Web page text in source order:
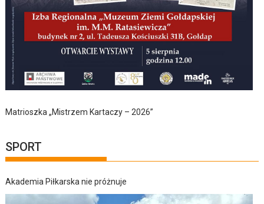
Matrioszka „Mistrzem Kartaczy – 2026”
SPORT
Akademia Piłkarska nie próżnuje